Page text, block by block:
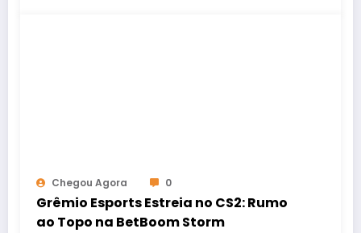
Chegou Agora 0
Grêmio Esports Estreia no CS2: Rumo
ao Topo na BetBoom Storm